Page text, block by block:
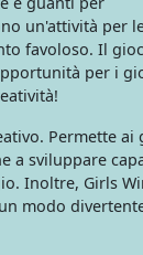
un'attività per
favoloso. Il
per i
Permette
sviluppare
Inoltre, Girls
modo